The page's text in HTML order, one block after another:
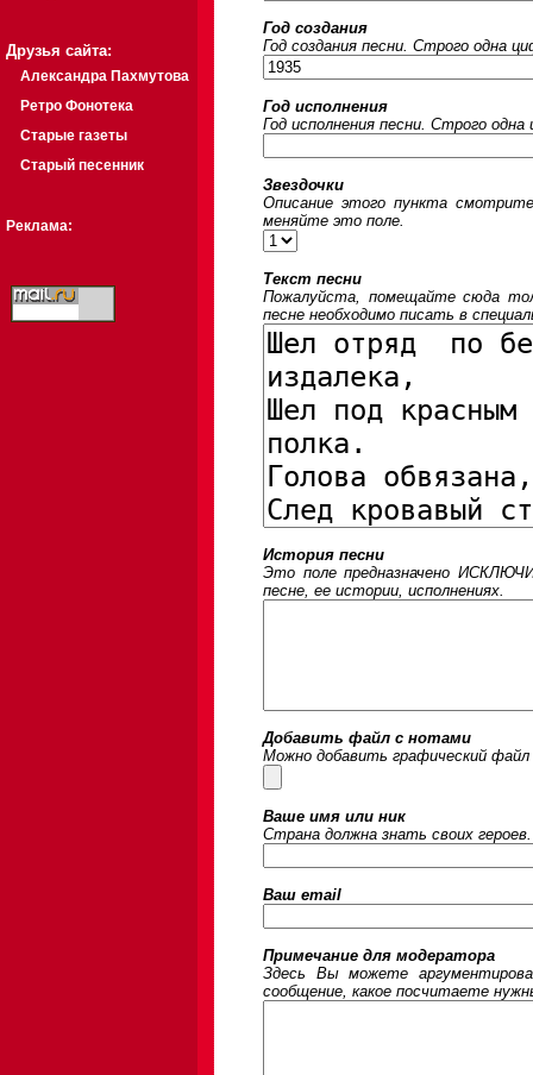
Друзья сайта:
Александра Пахмутова
Ретро Фонотека
Старые газеты
Старый песенник
Реклама:
Год создания
Год создания песни. Строго одна
Год исполнения
Год исполнения песни. Строго
Звездочки
Описание этого пункта
меняйте это поле.
Текст песни
Пожалуйста, помещайте сюда
песне необходимо писать в
История песни
Это поле предназначено
песне, ее истории, исполнениях.
Добавить файл с нотами
Можно добавить графический
Ваше имя или ник
Страна должна знать своих
Ваш email
Примечание для модератора
Здесь Вы можете
сообщение, какое посчитаете